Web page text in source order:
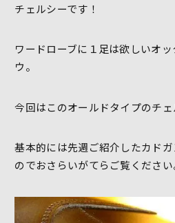
チェルシーです！
ワードローブに１足は欲しいオ
ウ。
今回はこのオールドタイプのチェ
基本的には先週ご紹介したカド
のでおさらいがてらご覧ください